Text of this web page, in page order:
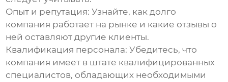
Опыт и репутация: Узнайте, как долго
компания работает на рынке и какие отзывы о
ней оставляют другие клиенты.
Квалификация персонала: Убедитесь, что
компания имеет в штате квалифицированных
специалистов, обладающих необходимыми